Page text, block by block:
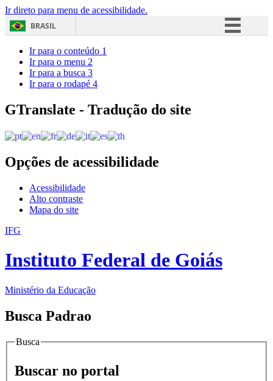
Ir direto para menu de acessibilidade.
BRASIL
Acesso à informação
Ir para o conteúdo 1
Ir para o menu 2
Ir para a busca 3
Ir para o rodapé 4
GTranslate - Tradução do site
Opções de acessibilidade
Acessibilidade
Alto contraste
Mapa do site
IFG
Instituto Federal de Goiás
Ministério da Educação
Busca Padrao
Busca
Buscar no portal